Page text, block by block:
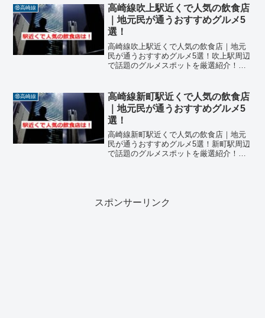
地元民や通勤・通学客でにぎわうエリア
です。近年、「高崎線」...
⑱高崎線
高崎線吹上駅近くで人気の飲食店
｜地元民が通うおすすめグルメ5
選！
高崎線吹上駅近くで人気の飲食店｜地元
民が通うおすすめグルメ5選！吹上駅周辺
で話題のグルメスポットを厳選紹介！埼
らの商店が並ぶエリアで、地元民に愛さ
れる飲食店が点在してい...
⑱高崎線
高崎線新町駅近くで人気の飲食店
｜地元民が通うおすすめグルメ5
選！
高崎線新町駅近くで人気の飲食店｜地元
民が通うおすすめグルメ5選！新町駅周辺
で話題のグルメスポットを厳選紹介！群
スポンサーリンク